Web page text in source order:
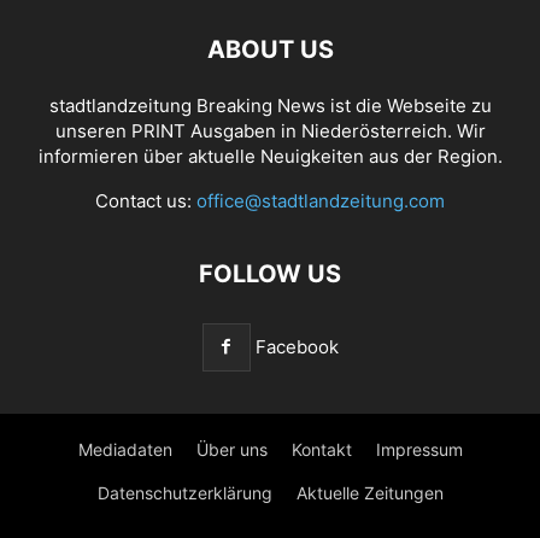
ABOUT US
stadtlandzeitung Breaking News ist die Webseite zu
unseren PRINT Ausgaben in Niederösterreich. Wir
informieren über aktuelle Neuigkeiten aus der Region.
Contact us: office@stadtlandzeitung.com
FOLLOW US
Facebook
Mediadaten Über uns Kontakt Impressum
Datenschutzerklärung Aktuelle Zeitungen